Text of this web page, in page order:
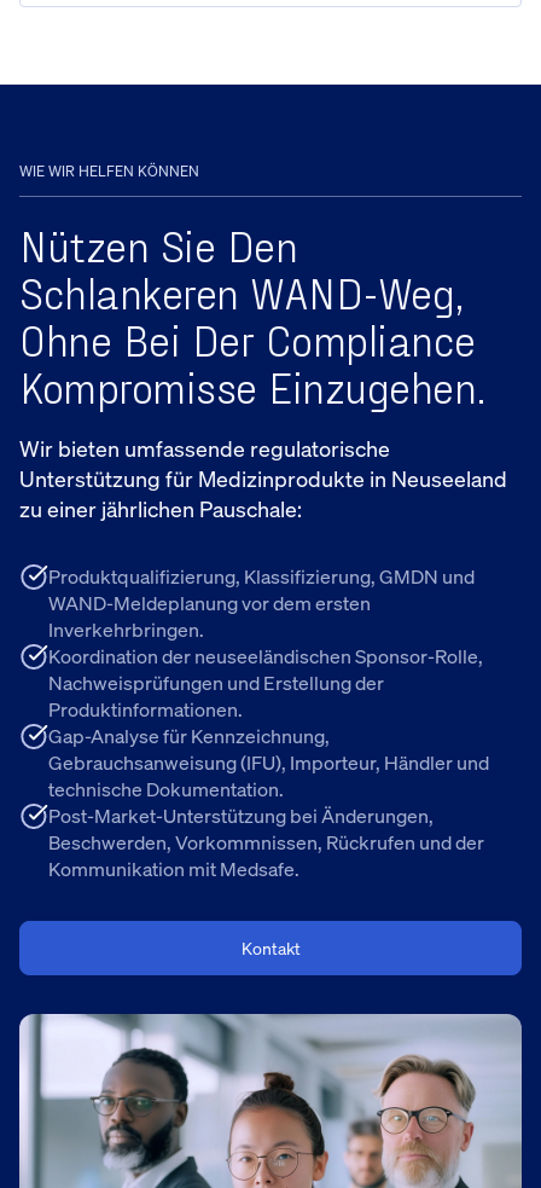
WIE WIR HELFEN KÖNNEN
Nützen Sie Den
Schlankeren WAND-Weg,
Ohne Bei Der Compliance
Kompromisse Einzugehen.
Wir bieten umfassende regulatorische
Unterstützung für Medizinprodukte in Neuseeland
zu einer jährlichen Pauschale:
Produktqualifizierung, Klassifizierung, GMDN und
WAND-Meldeplanung vor dem ersten
Inverkehrbringen.
Koordination der neuseeländischen Sponsor-Rolle,
Nachweisprüfungen und Erstellung der
Produktinformationen.
Gap-Analyse für Kennzeichnung,
Gebrauchsanweisung (IFU), Importeur, Händler und
technische Dokumentation.
Post-Market-Unterstützung bei Änderungen,
Beschwerden, Vorkommnissen, Rückrufen und der
Kommunikation mit Medsafe.
Kontakt